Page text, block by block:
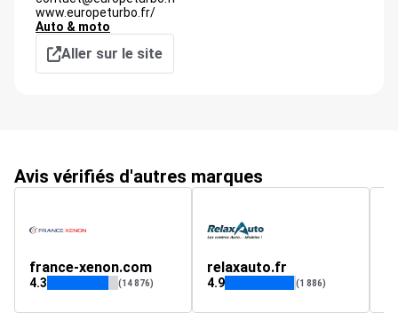
www.europeturbo.fr/
Auto & moto
Aller sur le site
Avis vérifiés d'autres marques
france-xenon.com
4.3 (14 876)
relaxauto.fr
4.9 (1 886)